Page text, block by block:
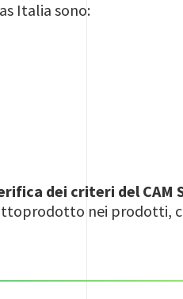
Italia sono:
dei criteri del CAM
nei prodotti,